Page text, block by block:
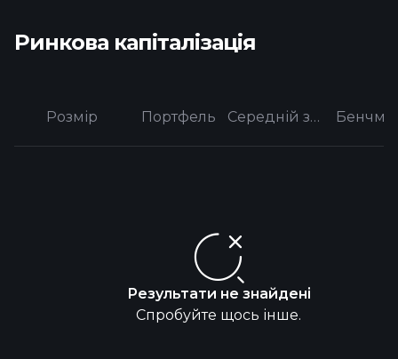
Ринкова капіталізація
Розмір Портфель Середній за категорією
Результати не знайдені
Спробуйте щось інше.